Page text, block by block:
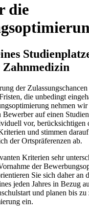
die
der Zulassungschancen
die unbedingt
nehmen
Bewerber auf einen
vor, berücksichtigen
und stimmen
der Ortspräferenzen ab.
Kriterien sehr
der
Sie sich daher an
jeden Jahres in Bezug
und planen bis
ein.